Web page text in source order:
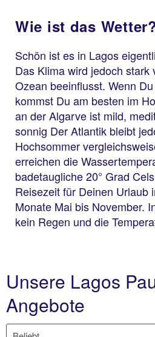
Wie ist das
Schön ist es in Lagos
Das Klima wird jedoch stark
Ozean beeinflusst. Wenn
kommst Du am besten im
an der Algarve ist mild,
sonnig Der Atlantik bleibt
Hochsommer
erreichen die
badetaugliche 20° Grad
Reisezeit für Deinen Urlaub
Monate Mai bis November.
kein Regen und die
Unsere Lagos
Angebote